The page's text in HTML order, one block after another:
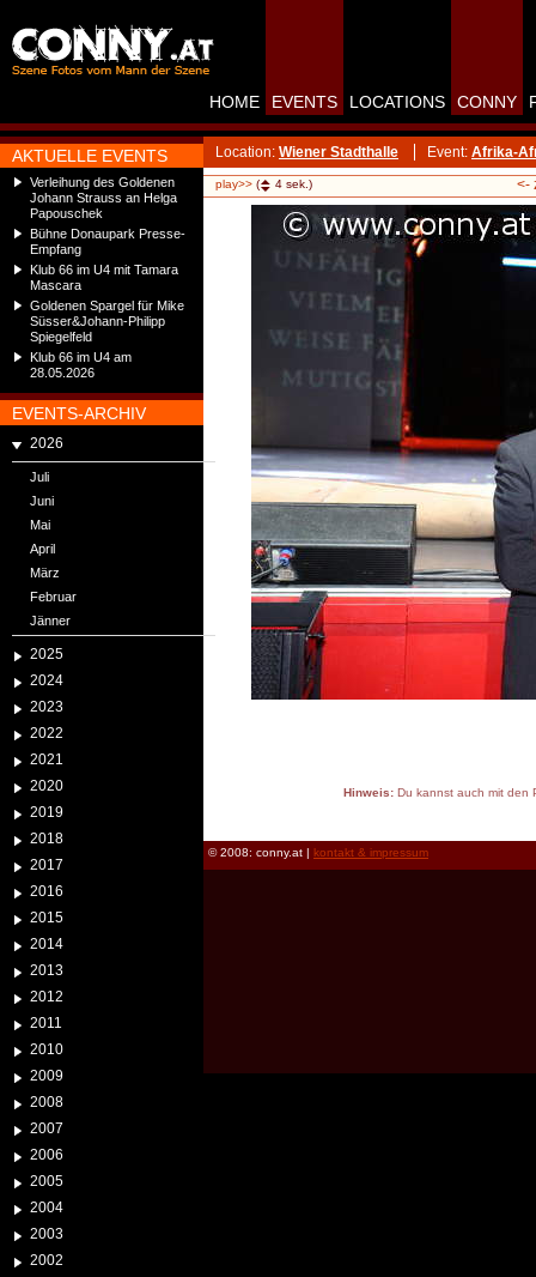
AKTUELLE EVENTS
Verleihung des Goldenen
Johann Strauss an Helga
Papouschek
Bühne Donaupark Presse-
Empfang
Klub 66 im U4 mit Tamara
Mascara
Goldenen Spargel für Mike
Süsser&Johann-Philipp
Spiegelfeld
Klub 66 im U4 am
28.05.2026
EVENTS-ARCHIV
2026
Juli
Juni
Mai
April
März
Februar
Jänner
2025
2024
2023
2022
2021
2020
2019
2018
2017
2016
2015
2014
2013
2012
2011
2010
2009
2008
2007
2006
2005
2004
2003
2002
HOME EVENTS LOCATIONS CONNY
Location: Wiener Stadthalle Event: Afrika-
play>> ( 4 sek.) <-
Hinweis:Du kannst auch mit den
© 2008: conny.at | kontakt & impressum